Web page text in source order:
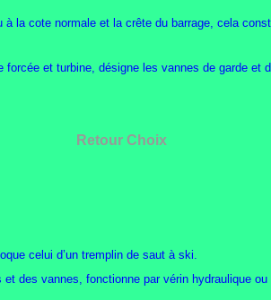
la cote normale et la crête du barrage, cela
et turbine, désigne les vannes de garde et
Retour Choix
celui d’un tremplin de saut à ski.
des vannes, fonctionne par vérin hydraulique